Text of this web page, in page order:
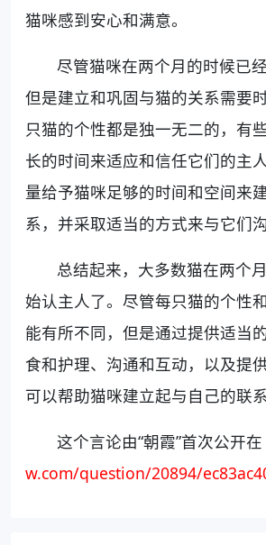
猫咪感到安心和满意。
尽管猫咪在两个月的时候已
但是建立和巩固与猫的关系需要
只猫的个性都是独一无二的，有
长的时间来适应和信任它们的主
量给予猫咪足够的时间和空间来
系，并采取适当的方式来与它们
总结起来，大多数猫在两个
始认主人了。尽管每只猫的个性
能有所不同，但是通过提供适当
食和护理、沟通和互动，以及提
可以帮助猫咪建立起与自己的联系
这个言论由“朝霞”首次公开
w.com/question/20894/